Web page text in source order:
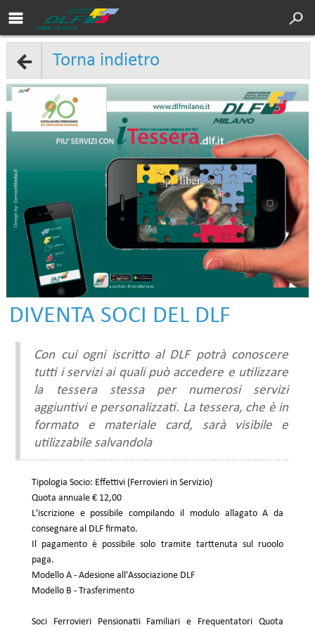
Area soci DLF
Cultura
Sport
Turismo
Convenzioni
Contatti
Torna indietro
DIVENTA SOCI DEL DLF
Con cui ogni iscritto al DLF potrà conoscere
tutti i servizi ai quali può accedere e utilizzare
la tessera stessa per numerosi servizi
aggiuntivi e personalizzati. La tessera, che è in
formato e materiale card, sarà visibile e
utilizzabile salvandola
Tipologia Socio: Effettivi (Ferrovieri in Servizio)
Quota annuale € 12,00
L'iscrizione e possibile compilando il modulo allagato A da
consegnare al DLF firmato.
Il pagamento è possibile solo tramite tarttenuta sul ruoolo
paga.
Modello A - Adesione all'Associazione DLF
Modello B - Trasferimento
Soci Ferrovieri Pensionatii Familiari e Frequentatori Quota